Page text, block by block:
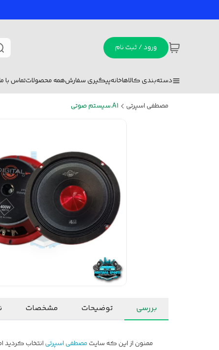
ورود / ثبت نام
دسته‌بندی کالاهاخانهپیگیری سفارشهمه محصولاتتماس با
مصطفی اسپرتی A1.سیستم صوتی
بررسی توضیحات مشخصات
ممنون از این که سایتمصطفی اسپرتیانتخاب کردید